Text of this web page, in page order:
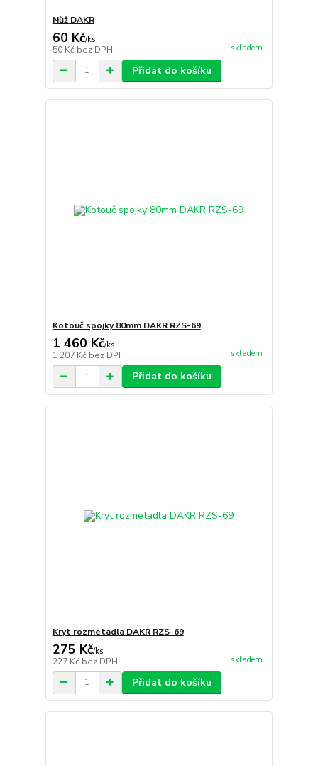
Nůž DAKR
60 Kč/ks
50 Kč bez DPH skladem
Přidat do košíku
Kotouč spojky 80mm DAKR RZS-69
1 460 Kč/ks
1 207 Kč bez DPH skladem
Přidat do košíku
Kryt rozmetadla DAKR RZS-69
275 Kč/ks
227 Kč bez DPH skladem
Přidat do košíku